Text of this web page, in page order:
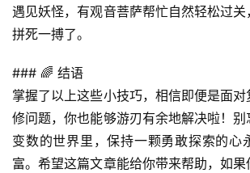
行
业
资
流
量
卡
登录 注册
遇见妖怪，有观音菩萨帮忙自然轻松过
拼死一搏了。
### 🌈 结语
掌握了以上这些小技巧，相信即便是面
修问题，你也能够游刃有余地解决啦！
变数的世界里，保持一颗勇敢探索的心
富。希望这篇文章能给你带来帮助，如果